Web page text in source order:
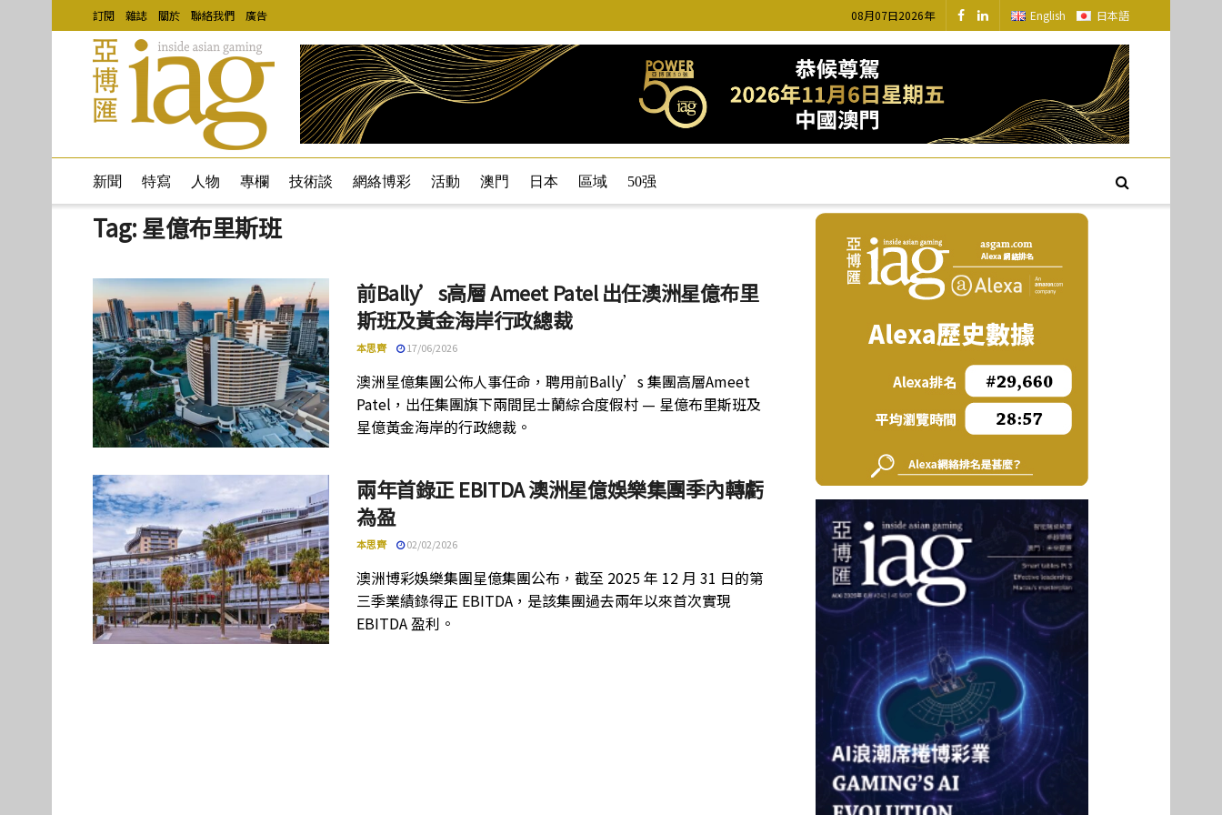
訂閱 雜誌 關於 聯絡我們 廣告 08月07日2026年 English 日本語
新聞 特寫 人物 專欄 技術談 網絡博彩 活動 澳門 日本 區域 50强
Tag:星億布里斯班
前Bally’s高層 Ameet Patel 出任澳洲星億布里
斯班及黃金海岸行政總裁
本思齊 17/06/2026
澳洲星億集團公佈人事任命，聘用前Bally’s 集團高層Ameet
Patel，出任集團旗下兩間昆士蘭綜合度假村 — 星億布里斯班及
星億黃金海岸的行政總裁。
兩年首錄正 EBITDA 澳洲星億娛樂集團季內轉虧
為盈
本思齊 02/02/2026
澳洲博彩娛樂集團星億集團公布，截至 2025 年 12 月 31 日的第
三季業績錄得正 EBITDA，是該集團過去兩年以來首次實現
EBITDA 盈利。